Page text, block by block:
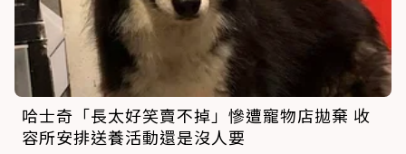
哈士奇「長太好笑賣不掉」慘遭寵物店拋棄 收
容所安排送養活動還是沒人要